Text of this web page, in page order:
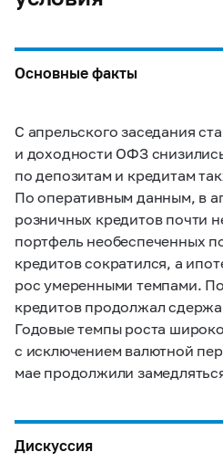
Основные факты
С апрельского заседания
и доходности ОФЗ
по депозитам и кредитам
По оперативным данным, в
розничных кредитов почти
портфель необеспеченных
кредитов сократился, а
рос умеренными темпами.
кредитов продолжал
Годовые темпы роста
с исключением валютной
мае продолжили
Дискуссия